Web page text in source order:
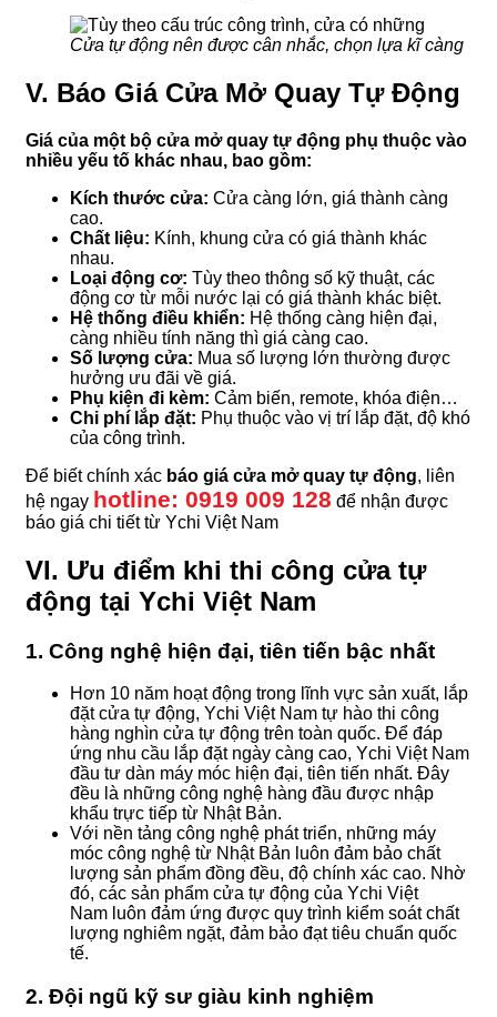
Cửa tự động nên được cân nhắc, chọn lựa kĩ càng
V. Báo Giá Cửa Mở Quay Tự Động
Giá của một bộ cửa mở quay tự động phụ thuộc vào
nhiều yếu tố khác nhau, bao gồm:
Kích thước cửa: Cửa càng lớn, giá thành càng
cao.
Chất liệu: Kính, khung cửa có giá thành khác
nhau.
Loại động cơ: Tùy theo thông số kỹ thuật, các
động cơ từ mỗi nước lại có giá thành khác biệt.
Hệ thống điều khiển: Hệ thống càng hiện đại,
càng nhiều tính năng thì giá càng cao.
Số lượng cửa: Mua số lượng lớn thường được
hưởng ưu đãi về giá.
Phụ kiện đi kèm: Cảm biến, remote, khóa điện…
Chi phí lắp đặt: Phụ thuộc vào vị trí lắp đặt, độ khó
của công trình.
Để biết chính xác báo giá cửa mở quay tự động, liên
hệ ngay hotline: 0919 009 128 để nhận được
báo giá chi tiết từ Ychi Việt Nam
VI. Ưu điểm khi thi công cửa tự
động tại Ychi Việt Nam
1. Công nghệ hiện đại, tiên tiến bậc nhất
Hơn 10 năm hoạt động trong lĩnh vực sản xuất, lắp
đặt cửa tự động, Ychi Việt Nam tự hào thi công
hàng nghìn cửa tự động trên toàn quốc. Để đáp
ứng nhu cầu lắp đặt ngày càng cao, Ychi Việt Nam
đầu tư dàn máy móc hiện đại, tiên tiến nhất. Đây
đều là những công nghệ hàng đầu được nhập
khẩu trực tiếp từ Nhật Bản.
Với nền tảng công nghệ phát triển, những máy
móc công nghệ từ Nhật Bản luôn đảm bảo chất
lượng sản phẩm đồng đều, độ chính xác cao. Nhờ
đó, các sản phẩm cửa tự động của Ychi Việt
Nam luôn đảm ứng được quy trình kiểm soát chất
lượng nghiêm ngặt, đảm bảo đạt tiêu chuẩn quốc
tế.
2. Đội ngũ kỹ sư giàu kinh nghiệm